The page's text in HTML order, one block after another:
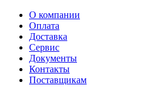
ВходРегистрация
Только
test@example.com
отправлена
Только
Восстановление
пароля
Заполните
форму.
На
вашу
Введите
новый
пароль
Пароль
успешно
Обратная
связь
Ваше
сообщение
успешно
О компании
Оплата
Доставка
Сервис
Документы
Контакты
Поставщикам